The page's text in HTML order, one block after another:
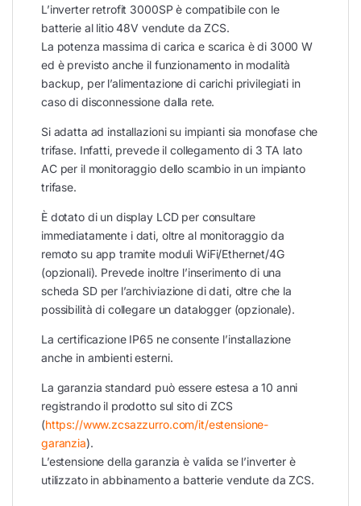
L’inverter retrofit 3000SP è compatibile con le
batterie al litio 48V vendute da ZCS.
La potenza massima di carica e scarica è di 3000 W
ed è previsto anche il funzionamento in modalità
backup, per l’alimentazione di carichi privilegiati in
caso di disconnessione dalla rete.
Si adatta ad installazioni su impianti sia monofase che
trifase. Infatti, prevede il collegamento di 3 TA lato
AC per il monitoraggio dello scambio in un impianto
trifase.
È dotato di un display LCD per consultare
immediatamente i dati, oltre al monitoraggio da
remoto su app tramite moduli WiFi/Ethernet/4G
(opzionali). Prevede inoltre l’inserimento di una
scheda SD per l’archiviazione di dati, oltre che la
possibilità di collegare un datalogger (opzionale).
La certificazione IP65 ne consente l’installazione
anche in ambienti esterni.
La garanzia standard può essere estesa a 10 anni
registrando il prodotto sul sito di ZCS
(https://www.zcsazzurro.com/it/estensione-
garanzia).
L’estensione della garanzia è valida se l’inverter è
utilizzato in abbinamento a batterie vendute da ZCS.